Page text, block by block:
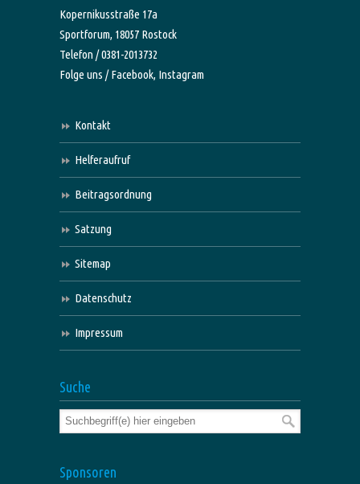
Kopernikusstraße 17a
Sportforum, 18057 Rostock
Telefon / 0381-2013732
Folge uns /Facebook, Instagram
Kontakt
Helferaufruf
Beitragsordnung
Satzung
Sitemap
Datenschutz
Impressum
Suche
Sponsoren